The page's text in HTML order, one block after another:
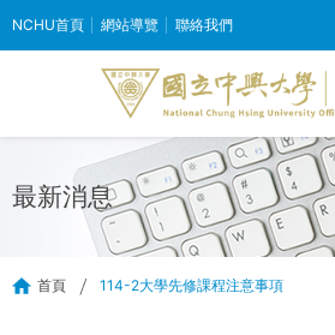
NCHU首頁 網站導覽 聯絡我們
最新消息
首頁 114-2大學先修課程注意事項